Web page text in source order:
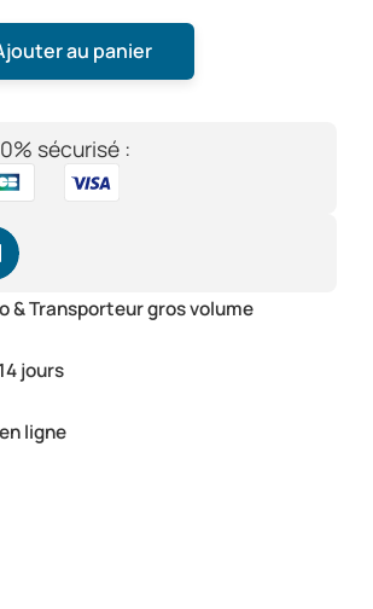
au panier
sécurisé :
& Transporteur gros volume
jours
ligne